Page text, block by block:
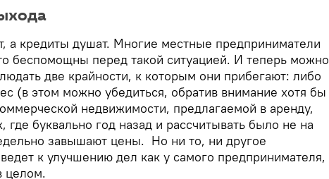
а кредиты душат. Многие местные предприниматели
беспомощны перед такой ситуацией. И теперь можно
две крайности, к которым они прибегают: либо
(в этом можно убедиться, обратив внимание хотя бы
недвижимости, предлагаемой в аренду,
где буквально год назад и рассчитывать было не на
завышают цены. Но ни то, ни другое
ведет к улучшению дел как у самого предпринимателя,
целом.